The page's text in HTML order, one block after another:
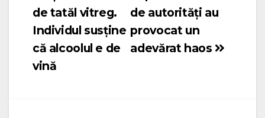
de autorități au
provocat un
adevărat haos
de tatăl vitreg.
Individul susține
că alcoolul e de
vină